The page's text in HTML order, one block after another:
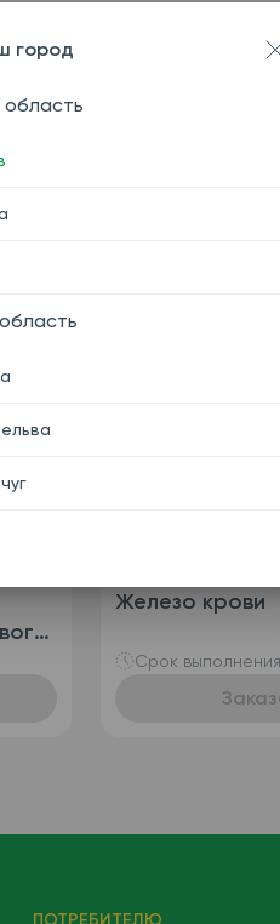
Железо крови
Срок
ПОТРЕБИТЕЛЮ
город
область